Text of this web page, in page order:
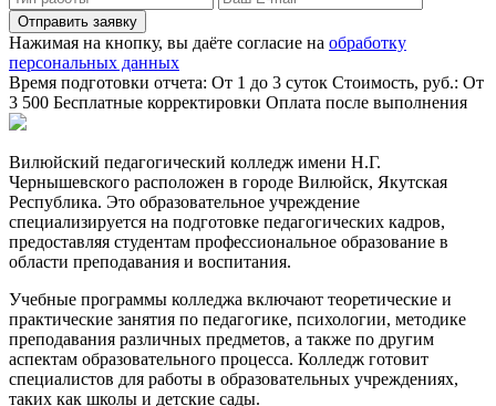
Отправить заявку
Нажимая на кнопку, вы даёте согласие на обработку
персональных данных
Время подготовки отчета: От 1 до 3 суток Стоимость, руб.: От
3 500 Бесплатные корректировки Оплата после выполнения
Вилюйский педагогический колледж имени Н.Г.
Чернышевского расположен в городе Вилюйск, Якутская
Республика. Это образовательное учреждение
специализируется на подготовке педагогических кадров,
предоставляя студентам профессиональное образование в
области преподавания и воспитания.
Учебные программы колледжа включают теоретические и
практические занятия по педагогике, психологии, методике
преподавания различных предметов, а также по другим
аспектам образовательного процесса. Колледж готовит
специалистов для работы в образовательных учреждениях,
таких как школы и детские сады.